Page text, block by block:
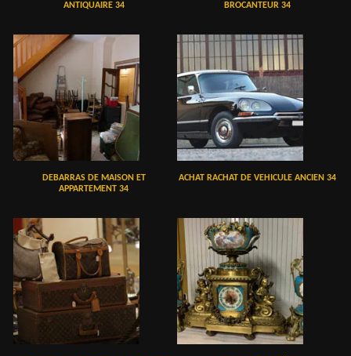
ANTIQUAIRE 34 BROCANTEUR 34
DEBARRAS DE MAISON ET
APPARTEMENT 34
ACHAT RACHAT DE VEHICULE ANCIEN 34